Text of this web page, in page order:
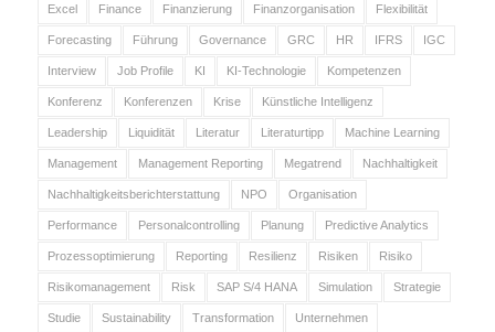
Excel Finance Finanzierung Finanzorganisation Flexibilität
Forecasting Führung Governance GRC HR IFRS IGC
Interview Job Profile KI KI-Technologie Kompetenzen
Konferenz Konferenzen Krise Künstliche Intelligenz
Leadership Liquidität Literatur Literaturtipp Machine Learning
Management Management Reporting Megatrend Nachhaltigkeit
Nachhaltigkeitsberichterstattung NPO Organisation
Performance Personalcontrolling Planung Predictive Analytics
Prozessoptimierung Reporting Resilienz Risiken Risiko
Risikomanagement Risk SAP S/4 HANA Simulation Strategie
Studie Sustainability Transformation Unternehmen